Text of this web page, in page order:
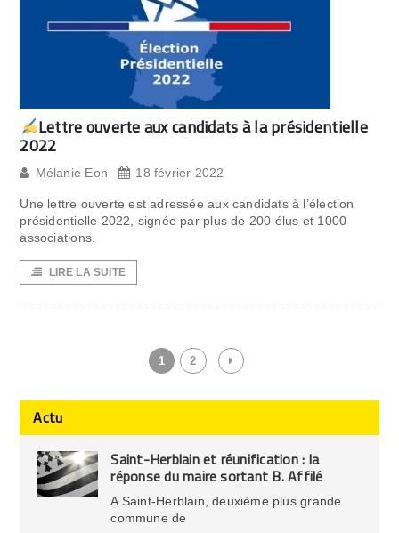
Lettre ouverte aux candidats à la présidentielle
2022
Mélanie Eon 18 février 2022
Une lettre ouverte est adressée aux candidats à l’élection
présidentielle 2022, signée par plus de 200 élus et 1000
associations.
LIRE LA SUITE
1 2
Actu
Saint-Herblain et réunification : la
réponse du maire sortant B. Affilé
A Saint-Herblain, deuxième plus grande
commune de